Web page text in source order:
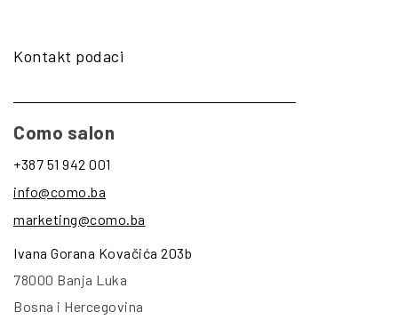
Kontakt podaci
Como salon
+387 51 942 001
info@como.ba
marketing@como.ba
Ivana Gorana Kovačića 203b
78000 Banja Luka
Bosna i Hercegovina